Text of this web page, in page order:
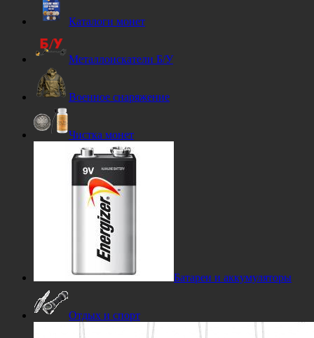
Каталоги монет
Металлоискатели Б/У
Военное снаряжение
Чистка монет
Батареи и аккумуляторы
Отдых и спорт